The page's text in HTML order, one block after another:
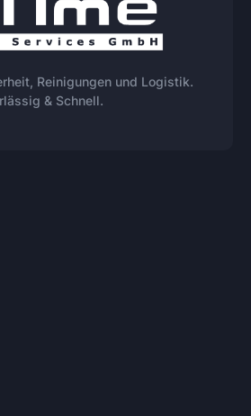
Reinigungen und Logistik.
& Schnell.